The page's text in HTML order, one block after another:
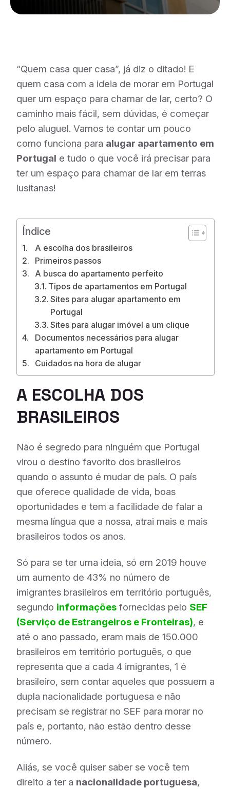
“Quem casa quer casa”, já diz o ditado! E
quem casa com a ideia de morar em Portugal
quer um espaço para chamar de lar, certo? O
caminho mais fácil, sem dúvidas, é começar
pelo aluguel. Vamos te contar um pouco
como funciona para alugar apartamento em
Portugal e tudo o que você irá precisar para
ter um espaço para chamar de lar em terras
lusitanas!
Índice
A escolha dos brasileiros
Primeiros passos
A busca do apartamento perfeito
Tipos de apartamentos em Portugal
Sites para alugar apartamento em
Portugal
Sites para alugar imóvel a um clique
Documentos necessários para alugar
apartamento em Portugal
Cuidados na hora de alugar
A ESCOLHA DOS
BRASILEIROS
Não é segredo para ninguém que Portugal
virou o destino favorito dos brasileiros
quando o assunto é mudar de país. O país
que oferece qualidade de vida, boas
oportunidades e tem a facilidade de falar a
mesma língua que a nossa, atrai mais e mais
brasileiros todos os anos.
Só para se ter uma ideia, só em 2019 houve
um aumento de 43% no número de
imigrantes brasileiros em território português,
segundo informações fornecidas pelo SEF
(Serviço de Estrangeiros e Fronteiras), e
até o ano passado, eram mais de 150.000
brasileiros em território português, o que
representa que a cada 4 imigrantes, 1 é
brasileiro, sem contar aqueles que possuem a
dupla nacionalidade portuguesa e não
precisam se registrar no SEF para morar no
país e, portanto, não estão dentro desse
número.
Aliás, se você quiser saber se você tem
direito a ter a nacionalidade portuguesa,